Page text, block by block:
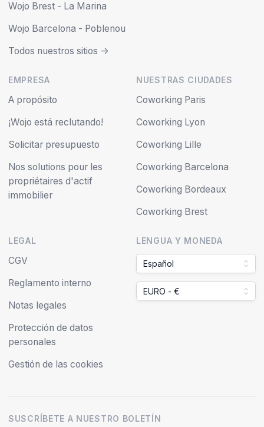
Wojo Brest - La Marina
Wojo Barcelona - Poblenou
Todos nuestros sitios ->
EMPRESA
A propósito
¡Wojo está reclutando!
Solicitar presupuesto
Nos solutions pour les
propriétaires d'actif
immobilier
NUESTRAS CIUDADES
Coworking Paris
Coworking Lyon
Coworking Lille
Coworking Barcelona
Coworking Bordeaux
Coworking Brest
LEGAL
CGV
Reglamento interno
Notas legales
Protección de datos
personales
Gestión de las cookies
LENGUA Y MONEDA
Español
EURO - €
SUSCRÍBETE A NUESTRO BOLETÍN